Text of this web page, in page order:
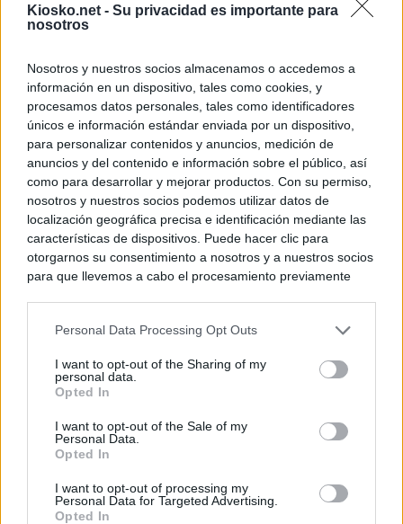
Kiosko.net - Su privacidad es importante para
nosotros
Nosotros y nuestros socios almacenamos o accedemos a
información en un dispositivo, tales como cookies, y
procesamos datos personales, tales como identificadores
únicos e información estándar enviada por un dispositivo,
para personalizar contenidos y anuncios, medición de
anuncios y del contenido e información sobre el público, así
como para desarrollar y mejorar productos. Con su permiso,
nosotros y nuestros socios podemos utilizar datos de
localización geográfica precisa e identificación mediante las
características de dispositivos. Puede hacer clic para
otorgarnos su consentimiento a nosotros y a nuestros socios
para que llevemos a cabo el procesamiento previamente
negar su consentimiento. Tenga en cuenta que algún
de su consentimiento, pero usted tiene el derecho de
rechazar tal procesamiento. Sus preferencias se aplicarán
cualquier momento entrando de nuevo en este sitio web o
visitando nuestra política de privacidad.
Personal Data Processing Opt Outs
I want to opt-out of the Sharing of my
personal data.
Opted In
I want to opt-out of the Sale of my
Personal Data.
Opted In
I want to opt-out of processing my
Personal Data for Targeted Advertising.
Opted In